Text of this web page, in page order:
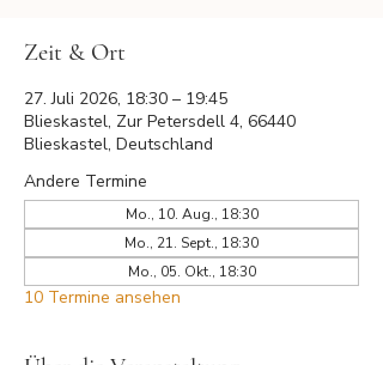
Zeit & Ort
27. Juli 2026, 18:30 – 19:45
Blieskastel, Zur Petersdell 4, 66440
Blieskastel, Deutschland
Andere Termine
Mo., 10. Aug., 18:30
Mo., 21. Sept., 18:30
Mo., 05. Okt., 18:30
10 Termine ansehen